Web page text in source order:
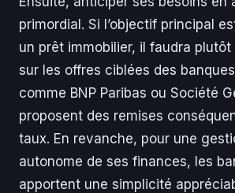
primordial. Si l’objectif principal
un prêt immobilier, il faudra
sur les offres ciblées des
comme BNP Paribas ou Société
proposent des remises
taux. En revanche, pour une
autonome de ses finances, les
apportent une simplicité